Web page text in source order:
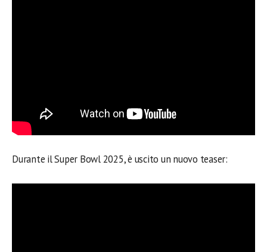
Durante il Super Bowl 2025, è uscito un nuovo teaser: